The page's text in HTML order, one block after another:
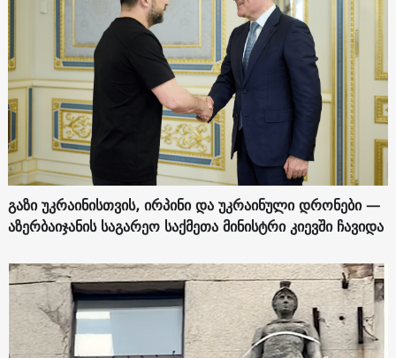
გაზი უკრაინისთვის, ირპინი და უკრაინული დრონები —
აზერბაიჯანის საგარეო საქმეთა მინისტრი კიევში ჩავიდა